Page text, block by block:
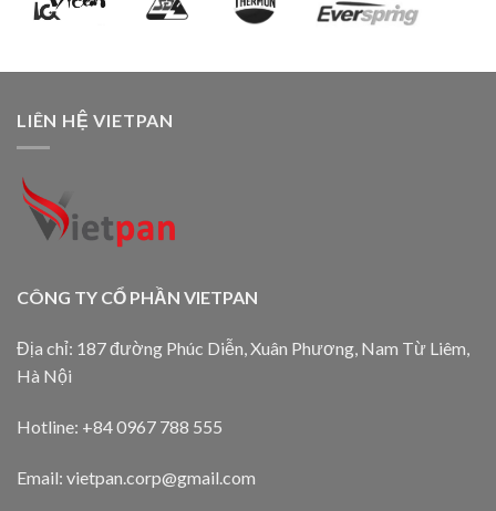
LIÊN HỆ VIETPAN
CÔNG TY CỔ PHẦN VIETPAN
Địa chỉ: 187 đường Phúc Diễn, Xuân Phương, Nam Từ Liêm,
Hà Nội
Hotline: +84 0967 788 555
Email: vietpan.corp@gmail.com